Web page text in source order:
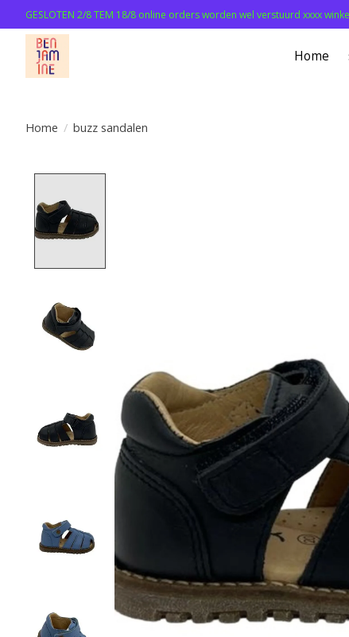
GESLOTEN 2/8 TEM 18/8 online orders worden wel verstuurd xxxx
Home
Home / buzz sandalen